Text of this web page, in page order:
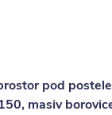
pod postele
masiv